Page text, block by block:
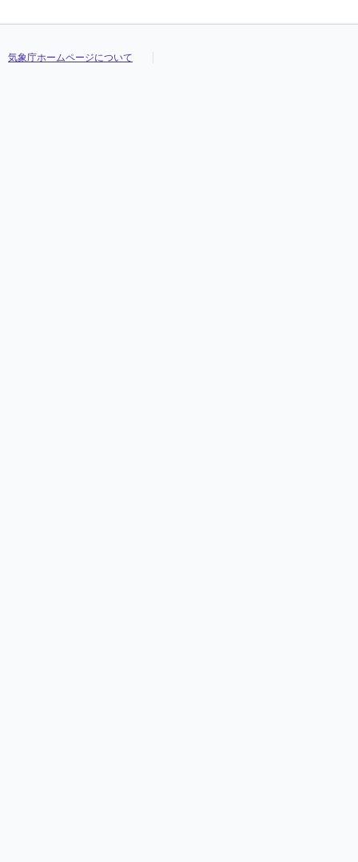
気象庁ホームページについて